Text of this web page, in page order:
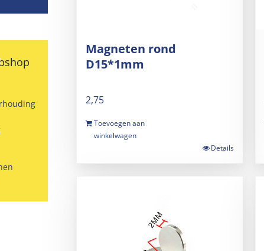
Magneten rond
D15*1mm
2,75
Toevoegen aan
winkelwagen
Details